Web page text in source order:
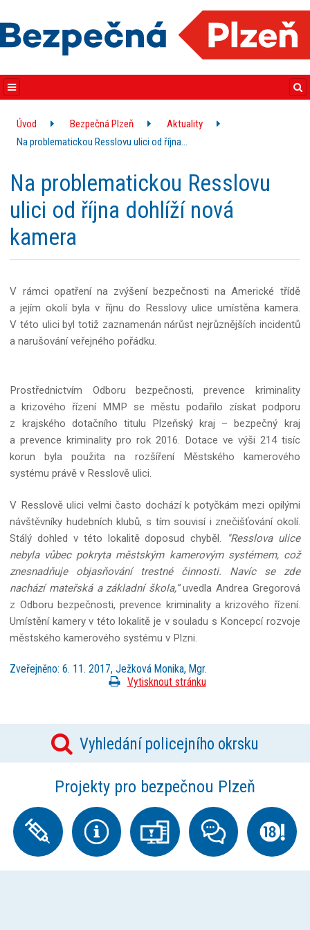
Úvod Bezpečná Plzeň
Aktuality
Na problematickou Resslovu ulici od října…
Na problematickou Resslovu
ulici od října dohlíží nová
kamera
V rámci opatření na zvýšení bezpečnosti na Americké třídě
a jejím okolí byla v říjnu do Resslovy ulice umístěna kamera.
V této ulici byl totiž zaznamenán nárůst nejrůznějších incidentů
a narušování veřejného pořádku.
Prostřednictvím Odboru bezpečnosti, prevence kriminality
a krizového řízení MMP se městu podařilo získat podporu
z krajského dotačního titulu Plzeňský kraj – bezpečný kraj
a prevence kriminality pro rok 2016. Dotace ve výši 214 tisíc
korun byla použita na rozšíření Městského kamerového
systému právě v Resslově ulici.
V Resslově ulici velmi často dochází k potyčkám mezi opilými
návštěvníky hudebních klubů, s tím souvisí i znečišťování okolí.
Stálý dohled v této lokalitě doposud chyběl.
"Resslova ulice
nebyla vůbec pokryta městským kamerovým systémem, což
znesnadňuje objasňování trestné činnosti. Navíc se zde
nachází mateřská a základní škola,“uvedla Andrea Gregorová
z Odboru bezpečnosti, prevence kriminality a krizového řízení.
Umístění kamery v této lokalitě je v souladu s Koncepcí rozvoje
městského kamerového systému v Plzni.
Zveřejněno: 6. 11. 2017, Ježková Monika, Mgr.
Vytisknout stránku
Vyhledání policejního okrsku
Projekty pro bezpečnou Plzeň